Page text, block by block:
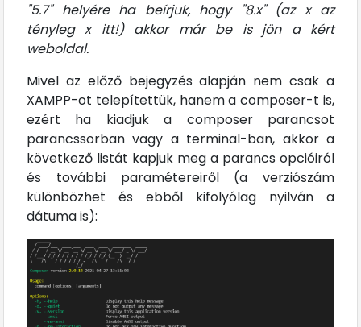
"5.7" helyére ha beírjuk, hogy "8.x" (az x az
tényleg x itt!) akkor már be is jön a kért
weboldal.
Mivel az előző bejegyzés alapján nem csak a
XAMPP-ot telepítettük, hanem a composer-t is,
ezért ha kiadjuk a composer parancsot
parancssorban vagy a terminal-ban, akkor a
következő listát kapjuk meg a parancs opcióiról
és további paramétereiről (a verziószám
különbözhet és ebből kifolyólag nyilván a
dátuma is):